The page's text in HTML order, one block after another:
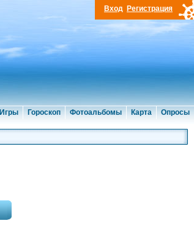
Игры Гороскоп Фотоальбомы Карта Опросы
Вход Регистрация